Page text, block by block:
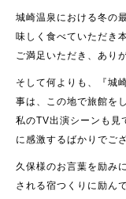
城崎温泉における冬の
味しく食べていただき
ご満足いただき、あり
そして何よりも、『城
事は、この地で旅館を
私のTV出演シーンも見
に感激するばかりでご
久保様のお言葉を励み
される宿つくりに励ん